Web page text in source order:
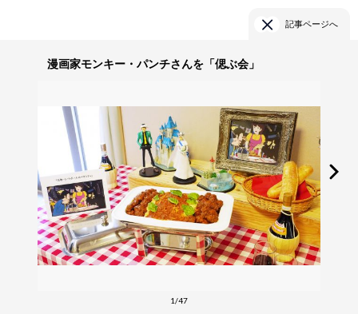
記事ページへ
漫画家モンキー・パンチさんを「偲ぶ会」
1/47